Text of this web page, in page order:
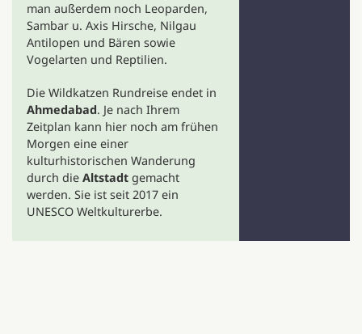
man außerdem noch Leoparden,
Sambar u. Axis Hirsche, Nilgau
Antilopen und Bären sowie
Vogelarten und Reptilien.
Die Wildkatzen Rundreise endet in
Ahmedabad. Je nach Ihrem
Zeitplan kann hier noch am frühen
Morgen eine einer
kulturhistorischen Wanderung
durch die Altstadt gemacht
werden. Sie ist seit 2017 ein
UNESCO Weltkulturerbe.